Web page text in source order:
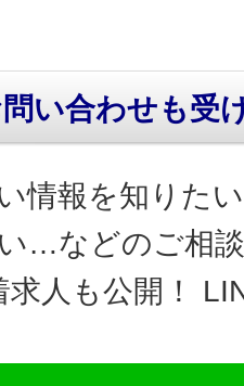
い合わせも受
情報を知りた
…などのご相
求人も公開！